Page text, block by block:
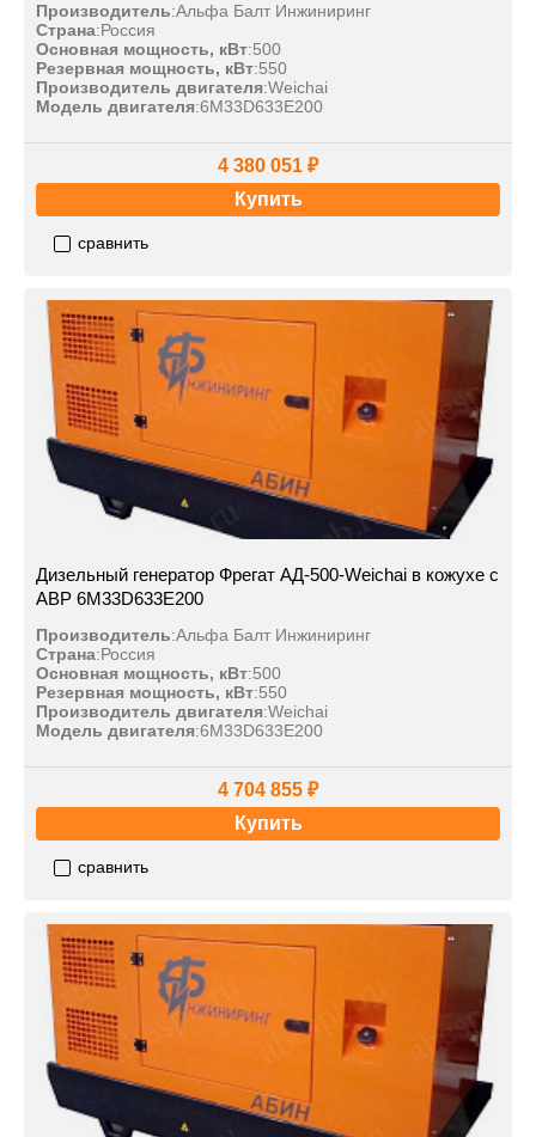
Производитель:Альфа Балт Инжиниринг
Страна:Россия
Основная мощность, кВт:500
Резервная мощность, кВт:550
Производитель двигателя:Weichai
Модель двигателя:6M33D633E200
4 380 051 ₽
Купить
сравнить
Дизельный генератор Фрегат АД-500-Weichai в кожухе с
АВР 6M33D633E200
Производитель:Альфа Балт Инжиниринг
Страна:Россия
Основная мощность, кВт:500
Резервная мощность, кВт:550
Производитель двигателя:Weichai
Модель двигателя:6M33D633E200
4 704 855 ₽
Купить
сравнить